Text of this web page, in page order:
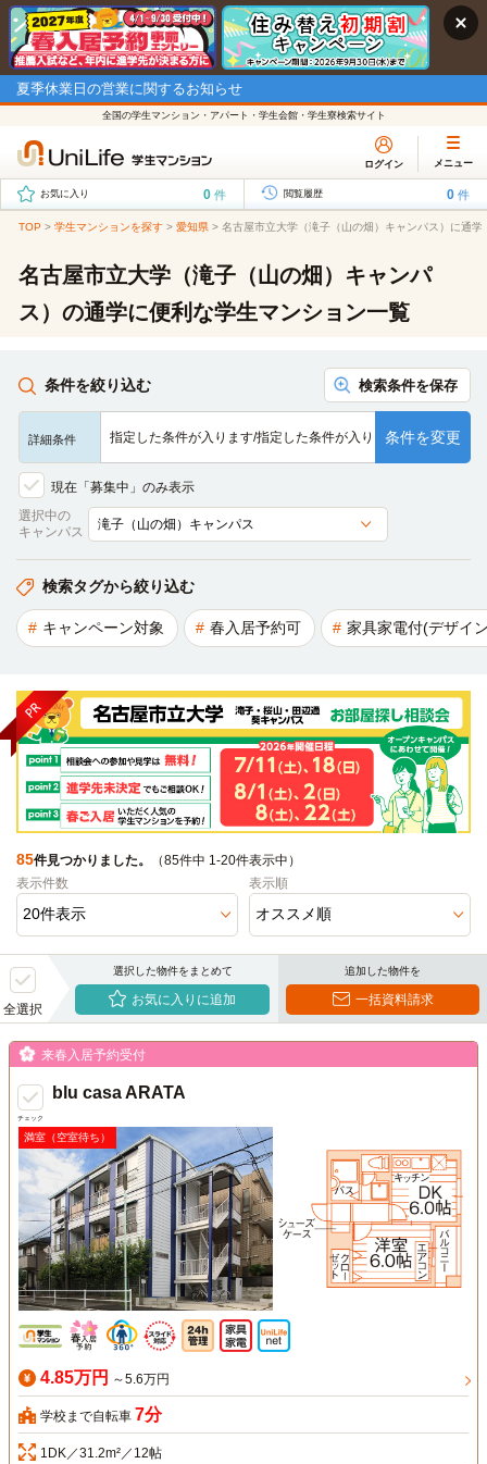
夏季休業日の営業に関するお知らせ
全国の学生マンション・アパート・学生会館・学生寮検索サイト
ログイン メニュー
お気に入り 0 件 閲覧履歴 0 件
TOP > 学生マンションを探す > 愛知県 > 名古屋市立大学（滝子（山の畑）キャンパス）に通
名古屋市立大学（滝子（山の畑）キャンパ
ス）の通学に便利な学生マンション一覧
条件を絞り込む 検索条件を保存
詳細条件 指定した条件が入ります/指定した条件が入ります/指定した条…
条件を変更
現在「募集中」のみ表示
選択中の
キャンパス
検索タグから絞り込む
キャンペーン対象 春入居予約可 家具家電付(デザイ
85件見つかりました。
（85件中 1-20件表示中）
表示件数
表示順
全選択
選択した物件をまとめて
お気に入りに追加
追加した物件を
一括資料請求
チェック
来春入居予約受付
blu casa ARATA
満室（空室待ち）
4.85万円 ～5.6万円
学校まで自転車 7分
1DK／31.2m²／12帖